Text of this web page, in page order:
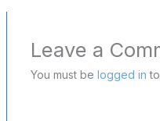
Leave a
You must be logged in